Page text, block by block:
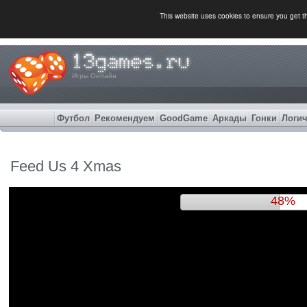
This website uses cookies to ensure you get
Игры Онлайн
Футбол Рекомендуем GoodGame Аркады Гонки
Feed Us 4 Xmas
51%